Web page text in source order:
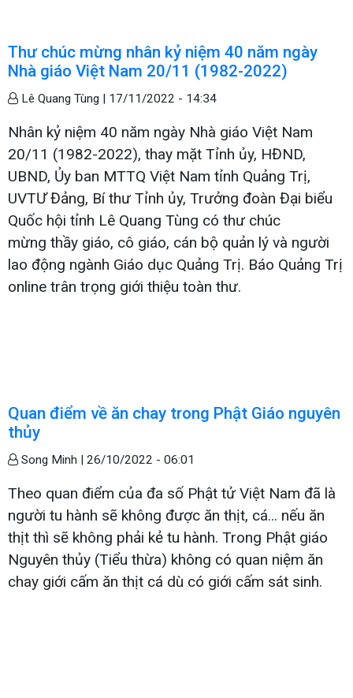
Thư chúc mừng nhân kỷ niệm 40 năm ngày
Nhà giáo Việt Nam 20/11 (1982-2022)
Lê Quang Tùng | 17/11/2022 - 14:34
Nhân kỷ niệm 40 năm ngày Nhà giáo Việt Nam
20/11 (1982-2022), thay mặt Tỉnh ủy, HĐND,
UBND, Ủy ban MTTQ Việt Nam tỉnh Quảng Trị,
UVTƯ Đảng, Bí thư Tỉnh ủy, Trưởng đoàn Đại biểu
Quốc hội tỉnh Lê Quang Tùng có thư chúc
mừng thầy giáo, cô giáo, cán bộ quản lý và người
lao động ngành Giáo dục Quảng Trị. Báo Quảng Trị
online trân trọng giới thiệu toàn thư.
Quan điểm về ăn chay trong Phật Giáo nguyên
thủy
Song Minh | 26/10/2022 - 06:01
Theo quan điểm của đa số Phật tử Việt Nam đã là
người tu hành sẽ không được ăn thịt, cá... nếu ăn
thịt thì sẽ không phải kẻ tu hành. Trong Phật giáo
Nguyên thủy (Tiểu thừa) không có quan niệm ăn
chay giới cấm ăn thịt cá dù có giới cấm sát sinh.